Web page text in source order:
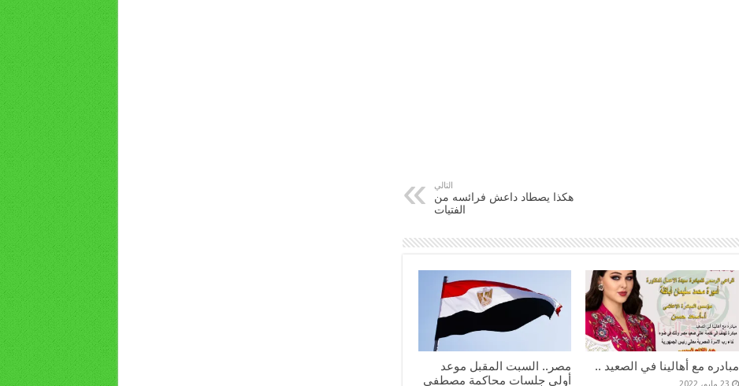
التالي
هكذا يصطاد داعش فرائسه من
الفتيات
مبادره مع أهالينا في الصعيد ..
مصر.. السبت المقبل موعد
أولى جلسات محاكمة مصطفى